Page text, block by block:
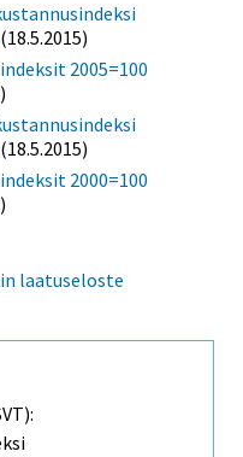
(18.5.2015)
2005=100
(18.5.2015)
2000=100
laatuseloste